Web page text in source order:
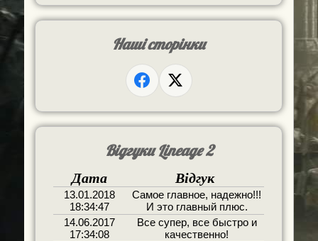
Наші сторінки
Відгуки Lineage 2
Дата Відгук
13.01.2018
18:34:47
Самое главное, надежно!!!
И это главный плюс.
14.06.2017
17:34:08
Все супер, все быстро и
качественно!